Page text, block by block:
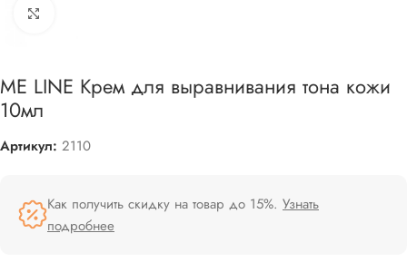
ME LINE Крем для выравнивания тона кожи
10мл
Артикул: 2110
Как получить скидку на товар до 15%. Узнать
подробнее